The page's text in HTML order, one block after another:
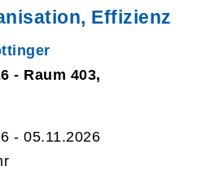
Effizienz
- Raum 403,
- 05.11.2026